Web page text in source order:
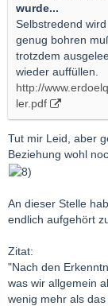
wurde...
Selbstredend
genug bohren
trotzdem
wieder auffüllen.
http://
ler.pdf
Tut mir Leid, aber
Beziehung wohl
An dieser Stelle
endlich aufgehört
Zitat:
"Nach den
was wir allgemein
wenig mehr als